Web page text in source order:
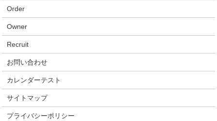
Order
Owner
Recruit
お問い合わせ
カレンダーテスト
サイトマップ
プライバシーポリシー